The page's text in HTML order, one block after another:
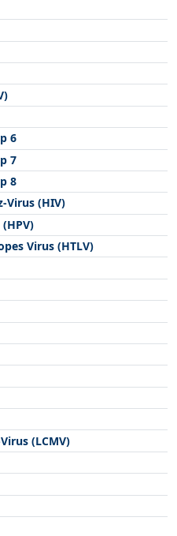
6
7
8
Virus (HIV)
Virus (HTLV)
(LCMV)